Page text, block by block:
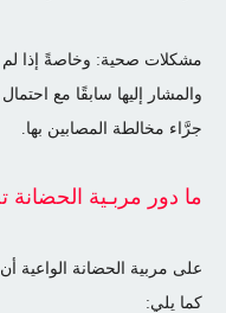
مشكلات صحية: وخاصةً إذا لم
والمشار إليها سابقًا مع
جرَّاء مخالطة المصابين بها.
ما دور مربـية
على مربية الحضانة الواعية
كما يلي: